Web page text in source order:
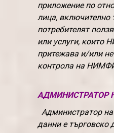
приложение по
лица, включително
потребителят
или услуги, които
притежава и/или
контрола на
АДМИНИСТРАТОР
Администратор
данни е търговско